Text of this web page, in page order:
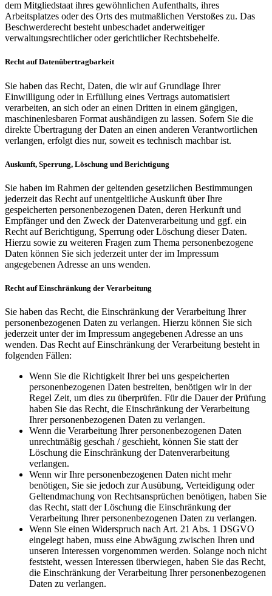
dem Mitgliedstaat ihres gewöhnlichen Aufenthalts, ihres
Arbeitsplatzes oder des Orts des mutmaßlichen Verstoßes zu. Das
Beschwerderecht besteht unbeschadet anderweitiger
verwaltungsrechtlicher oder gerichtlicher Rechtsbehelfe.
Recht auf Datenübertragbarkeit
Sie haben das Recht, Daten, die wir auf Grundlage Ihrer
Einwilligung oder in Erfüllung eines Vertrags automatisiert
verarbeiten, an sich oder an einen Dritten in einem gängigen,
maschinenlesbaren Format aushändigen zu lassen. Sofern Sie die
direkte Übertragung der Daten an einen anderen Verantwortlichen
verlangen, erfolgt dies nur, soweit es technisch machbar ist.
Auskunft, Sperrung, Löschung und Berichtigung
Sie haben im Rahmen der geltenden gesetzlichen Bestimmungen
jederzeit das Recht auf unentgeltliche Auskunft über Ihre
gespeicherten personenbezogenen Daten, deren Herkunft und
Empfänger und den Zweck der Datenverarbeitung und ggf. ein
Recht auf Berichtigung, Sperrung oder Löschung dieser Daten.
Hierzu sowie zu weiteren Fragen zum Thema personenbezogene
Daten können Sie sich jederzeit unter der im Impressum
angegebenen Adresse an uns wenden.
Recht auf Einschränkung der Verarbeitung
Sie haben das Recht, die Einschränkung der Verarbeitung Ihrer
personenbezogenen Daten zu verlangen. Hierzu können Sie sich
jederzeit unter der im Impressum angegebenen Adresse an uns
wenden. Das Recht auf Einschränkung der Verarbeitung besteht in
folgenden Fällen:
Wenn Sie die Richtigkeit Ihrer bei uns gespeicherten
personenbezogenen Daten bestreiten, benötigen wir in der
Regel Zeit, um dies zu überprüfen. Für die Dauer der Prüfung
haben Sie das Recht, die Einschränkung der Verarbeitung
Ihrer personenbezogenen Daten zu verlangen.
Wenn die Verarbeitung Ihrer personenbezogenen Daten
unrechtmäßig geschah / geschieht, können Sie statt der
Löschung die Einschränkung der Datenverarbeitung
verlangen.
Wenn wir Ihre personenbezogenen Daten nicht mehr
benötigen, Sie sie jedoch zur Ausübung, Verteidigung oder
Geltendmachung von Rechtsansprüchen benötigen, haben Sie
das Recht, statt der Löschung die Einschränkung der
Verarbeitung Ihrer personenbezogenen Daten zu verlangen.
Wenn Sie einen Widerspruch nach Art. 21 Abs. 1 DSGVO
eingelegt haben, muss eine Abwägung zwischen Ihren und
unseren Interessen vorgenommen werden. Solange noch nicht
feststeht, wessen Interessen überwiegen, haben Sie das Recht,
die Einschränkung der Verarbeitung Ihrer personenbezogenen
Daten zu verlangen.